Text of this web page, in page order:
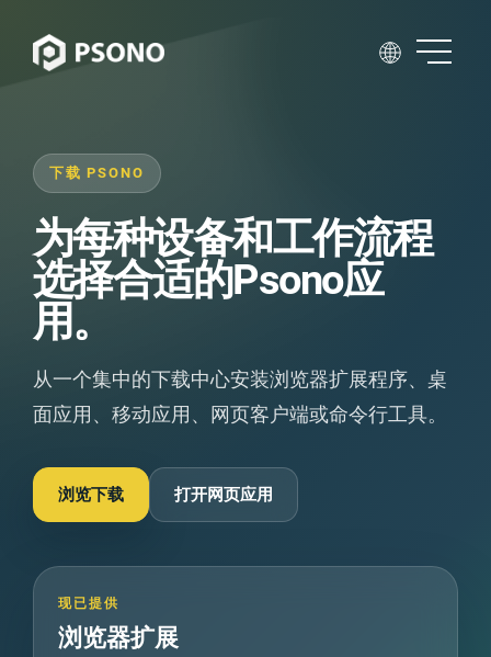
下载 PSONO
为每种设备和工作流程
选择合适的Psono应
用。
从一个集中的下载中心安装浏览器扩展程序、桌
面应用、移动应用、网页客户端或命令行工具。
浏览下载 打开网页应用
现已提供
浏览器扩展